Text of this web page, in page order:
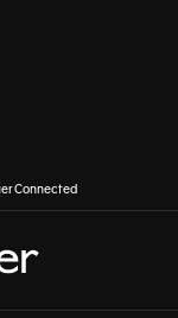
Connected